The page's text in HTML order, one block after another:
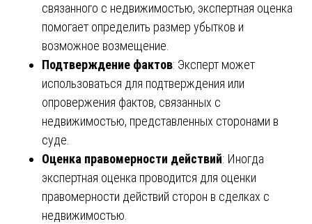
связанного с недвижимостью, экспертная оценка
помогает определить размер убытков и
возможное возмещение.
Подтверждение фактов: Эксперт может
использоваться для подтверждения или
опровержения фактов, связанных с
недвижимостью, представленных сторонами в
суде.
Оценка правомерности действий: Иногда
экспертная оценка проводится для оценки
правомерности действий сторон в сделках с
недвижимостью.